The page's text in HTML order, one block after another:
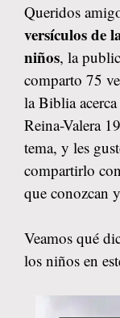
Queridos
versículos de
niños, la
comparto 75
la Biblia
Reina-Valera
tema, y les
compartirlo
que conozcan
Veamos qué
los niños en